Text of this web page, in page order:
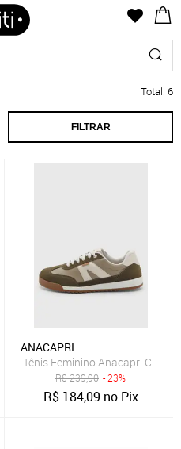
Total: 6
FILTRAR
Verde
ANACAPRI
Tênis Feminino Anacapri
R$239,90 - 23%
R$ 184,09 no Pix